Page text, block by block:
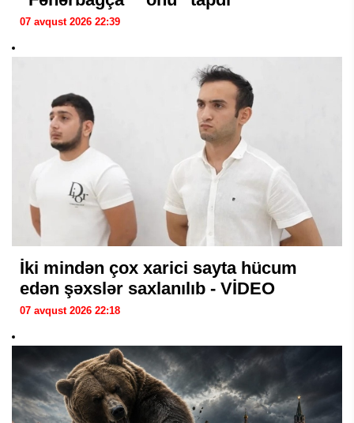
07 avqust 2026 22:39
İki mindən çox xarici sayta hücum
edən şəxslər saxlanılıb - VİDEO
07 avqust 2026 22:18